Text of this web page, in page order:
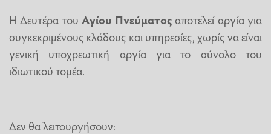
Η Δευτέρα του Αγίου Πνεύματος αποτελεί αργία για
συγκεκριμένους κλάδους και υπηρεσίες, χωρίς να είναι
γενική υποχρεωτική αργία για το σύνολο του
ιδιωτικού τομέα.
Δεν θα λειτουργήσουν: